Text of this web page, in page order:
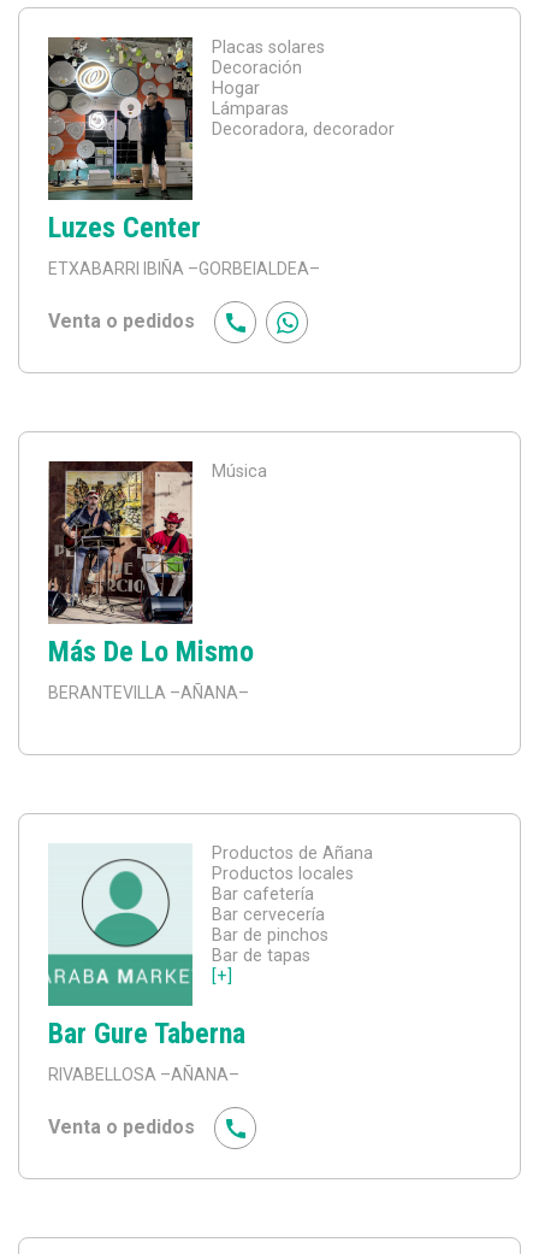
Placas solares
Decoración
Hogar
Lámparas
Decoradora, decorador
Luzes Center
ETXABARRI IBIÑA –GORBEIALDEA–
Venta o pedidos
Música
Más De Lo Mismo
BERANTEVILLA –AÑANA–
Productos de Añana
Productos locales
Bar cafetería
Bar cervecería
Bar de pinchos
Bar de tapas
[+]
Bar Gure Taberna
RIVABELLOSA –AÑANA–
Venta o pedidos